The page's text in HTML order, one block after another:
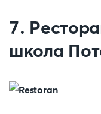
7.
школа